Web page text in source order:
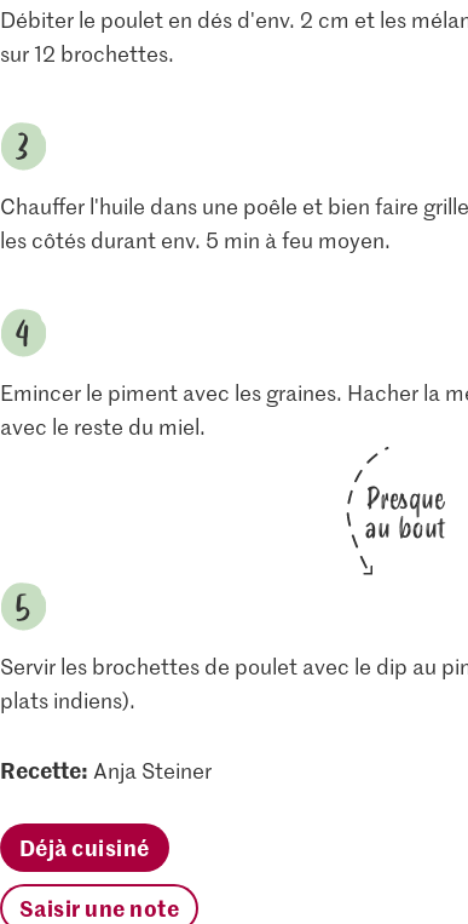
Bio Menthe poivrée
238
Débiter le poulet en dés d'env. 2 cm et les
sur 12 brochettes.
Chauffer l'huile dans une poêle et bien faire
les côtés durant env. 5 min à feu moyen.
Emincer le piment avec les graines. Hacher la
avec le reste du miel.
Presque
au bout
Servir les brochettes de poulet avec le dip au
plats indiens).
Recette: Anja Steiner
Déjà cuisiné
Saisir une note